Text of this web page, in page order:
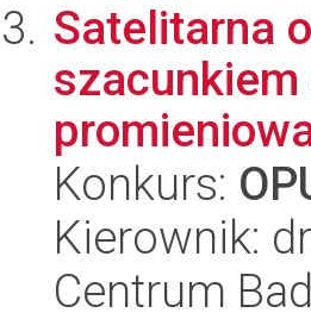
Satelitarna
Konkurs:
Kierownik:
Centrum